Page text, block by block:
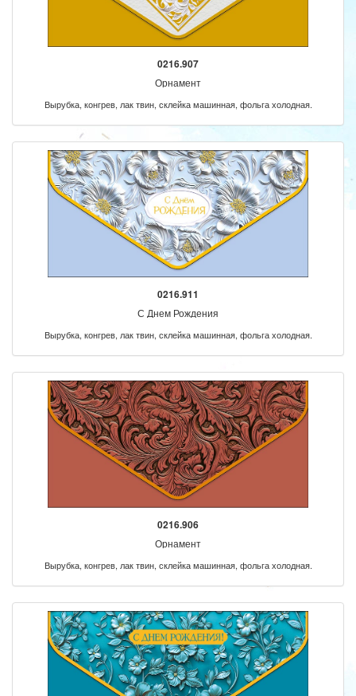
0216.907
Орнамент
Вырубка, конгрев, лак твин, склейка машинная, фольга холодная.
0216.911
С Днем Рождения
Вырубка, конгрев, лак твин, склейка машинная, фольга холодная.
0216.906
Орнамент
Вырубка, конгрев, лак твин, склейка машинная, фольга холодная.